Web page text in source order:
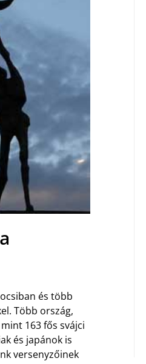
és több
Több ország,
163 fős svájci
és japánok is
versenyzőinek